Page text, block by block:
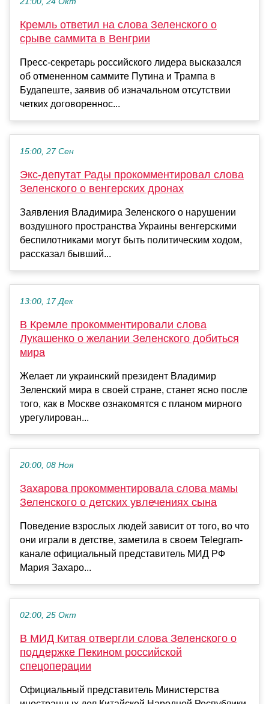
Кремль ответил на слова Зеленского о
срыве саммита в Венгрии
Пресс-секретарь российского лидера высказался
об отмененном саммите Путина и Трампа в
Будапеште, заявив об изначальном отсутствии
четких договореннос...
15:00, 27 Сен
Экс-депутат Рады прокомментировал слова
Зеленского о венгерских дронах
Заявления Владимира Зеленского о нарушении
воздушного пространства Украины венгерскими
беспилотниками могут быть политическим ходом,
рассказал бывший...
13:00, 17 Дек
В Кремле прокомментировали слова
Лукашенко о желании Зеленского добиться
мира
Желает ли украинский президент Владимир
Зеленский мира в своей стране, станет ясно после
того, как в Москве ознакомятся с планом мирного
урегулирован...
20:00, 08 Ноя
Захарова прокомментировала слова мамы
Зеленского о детских увлечениях сына
Поведение взрослых людей зависит от того, во что
они играли в детстве, заметила в своем Telegram-
канале официальный представитель МИД РФ
Мария Захаро...
02:00, 25 Окт
В МИД Китая отвергли слова Зеленского о
поддержке Пекином российской
спецоперации
Официальный представитель Министерства